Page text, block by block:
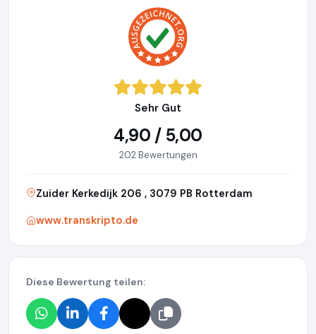
Sehr Gut
4,90 / 5,00
202 Bewertungen
Zuider Kerkedijk 206 , 3079 PB Rotterdam
www.transkripto.de
Diese Bewertung teilen: